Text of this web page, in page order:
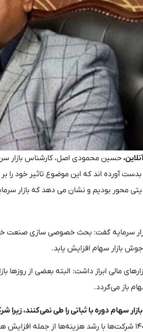
حسین محمودی اصل، کارشناس بازار
بدست آورده اند که این موضوع تاثیر خود
محور بودیم و نشان می دهد که بازار
سرمایه گفت: بحث خصوصی سازی صنعت
بازار سهام افزایش یابد.
مالی ابراز داشت: البته بعضی از
باز می‌گردد.
بازار سهام دوره با ثباتی را طی نمی‌کنند،